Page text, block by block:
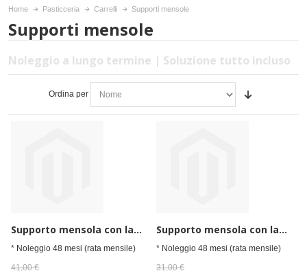
Home Pasticceria Carrelli Supporti mensole
Supporti mensole
Noleggio a lungo termine | Soluzione tutto incluso
Ordina per
Supporto mensola con lampade infrarossi e vetro frontale
* Noleggio 48 mesi (rata mensile)
41,00 €
Supporto mensola con lampade infrarossi e vetro frontale
* Noleggio 48 mesi (rata mensile)
31,00 €